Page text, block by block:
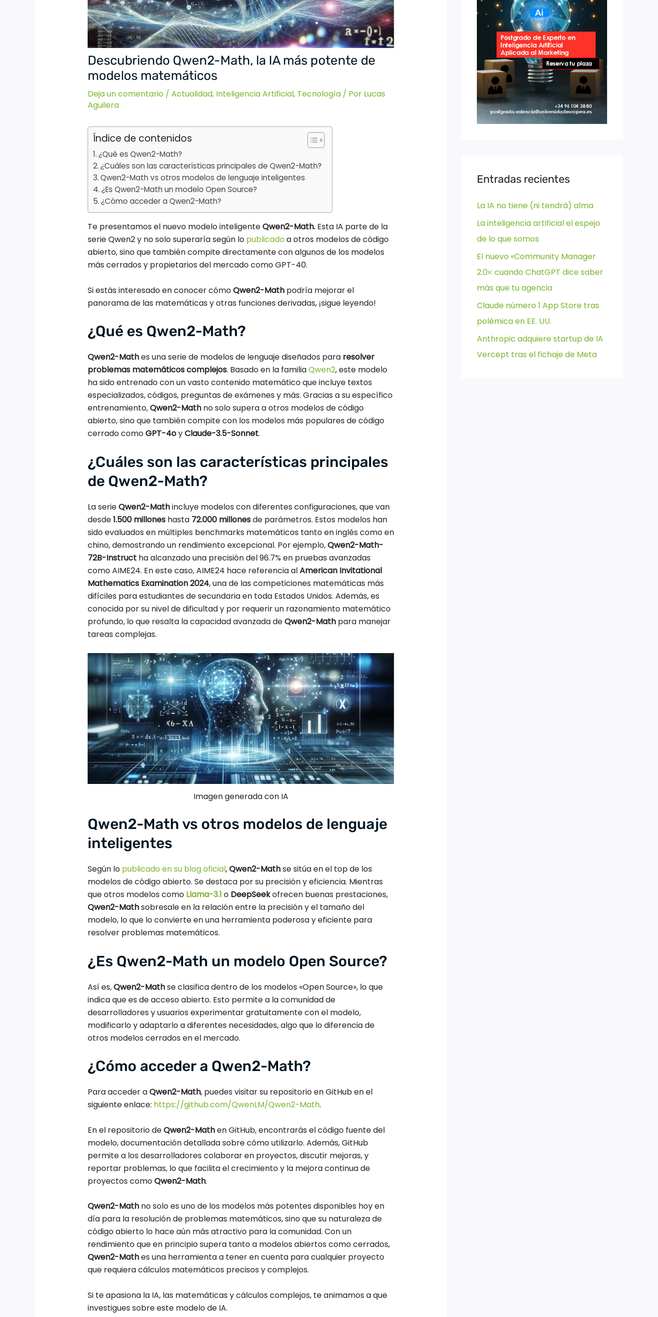
Descubriendo Qwen2-Math, la IA más potente de
modelos matemáticos
Deja un comentario / Actualidad, Inteligencia Artificial, Tecnología/ Por Lucas
Aguilera
Índice de contenidos
¿Qué es Qwen2-Math?
¿Cuáles son las características principales de Qwen2-Math?
Qwen2-Math vs otros modelos de lenguaje inteligentes
¿Es Qwen2-Math un modelo Open Source?
¿Cómo acceder a Qwen2-Math?
Te presentamos el nuevo modelo inteligenteQwen2-Math. Esta IA parte de la
serie Qwen2 y no solo superaría según lopublicadoa otros modelos de código
abierto, sino que también compite directamente con algunos de los modelos
más cerrados y propietarios del mercado como GPT-40.
Si estás interesado en conocer cómoQwen2-Mathpodría mejorar el
panorama de las matemáticas y otras funciones derivadas, ¡sigue leyendo!
¿Qué es Qwen2-Math?
Qwen2-Mathes una serie de modelos de lenguaje diseñados para resolver
problemas matemáticos complejos. Basado en la familiaQwen2, este modelo
ha sido entrenado con un vasto contenido matemático que incluye textos
especializados, códigos, preguntas de exámenes y más. Gracias a su específico
entrenamiento,Qwen2-Mathno solo supera a otros modelos de código
abierto, sino que también compite con los modelos más populares de código
cerrado comoGPT-4oyClaude-3.5-Sonnet.
¿Cuáles son las características principales
de Qwen2-Math?
La serieQwen2-Mathincluye modelos con diferentes configuraciones, que van
desde1.500 milloneshasta 72.000 millonesde parámetros. Estos modelos han
sido evaluados en múltiples benchmarks matemáticos tanto en inglés como en
chino, demostrando un rendimiento excepcional. Por ejemplo,Qwen2-Math-
72B-Instructha alcanzado una precisión del 96.7% en pruebas avanzadas
como AIME24. En este caso, AIME24 hace referencia alAmerican Invitational
Mathematics Examination 2024, una de las competiciones matemáticas más
difíciles para estudiantes de secundaria en toda Estados Unidos. Además, es
conocida por su nivel de dificultad y por requerir un razonamiento matemático
profundo, lo que resalta la capacidad avanzada deQwen2-Mathpara manejar
tareas complejas.
Imagen generada con IA
Qwen2-Math vs otros modelos de lenguaje
inteligentes
Según lo publicado en su blog oficial,Qwen2-Mathse sitúa en el top de los
modelos de código abierto. Se destaca por su precisión y eficiencia. Mientras
que otros modelos como Llama-3.1 o DeepSeekofrecen buenas prestaciones,
Qwen2-Mathsobresale en la relación entre la precisión y el tamaño del
modelo, lo que lo convierte en una herramienta poderosa y eficiente para
resolver problemas matemáticos.
¿Es Qwen2-Math un modelo Open Source?
Así es,Qwen2-Mathse clasifica dentro de los modelos «Open Source», lo que
indica que es de acceso abierto. Esto permite a la comunidad de
desarrolladores y usuarios experimentar gratuitamente con el modelo,
modificarlo y adaptarlo a diferentes necesidades, algo que lo diferencia de
otros modelos cerrados en el mercado.
¿Cómo acceder a Qwen2-Math?
Para acceder aQwen2-Math, puedes visitar su repositorio en GitHub en el
siguiente enlace: https://github.com/QwenLM/Qwen2-Math.
En el repositorio deQwen2-Mathen GitHub, encontrarás el código fuente del
modelo, documentación detallada sobre cómo utilizarlo. Además, GitHub
permite a los desarrolladores colaborar en proyectos, discutir mejoras, y
reportar problemas, lo que facilita el crecimiento y la mejora continua de
proyectos comoQwen2-Math.
Qwen2-Mathno solo es uno de los modelos más potentes disponibles hoy en
día para la resolución de problemas matemáticos, sino que su naturaleza de
código abierto lo hace aún más atractivo para la comunidad. Con un
rendimiento que en principio supera tanto a modelos abiertos como cerrados,
Qwen2-Mathes una herramienta a tener en cuenta para cualquier proyecto
que requiera cálculos matemáticos precisos y complejos.
Si te apasiona la IA, las matemáticas y cálculos complejos, te animamos a que
investigues sobre este modelo de IA.
Entradas recientes
La IA no tiene (ni tendrá) alma
La inteligencia artificial el espejo
de lo que somos
El nuevo «Community Manager
2.0»: cuando ChatGPT dice saber
más que tu agencia
Claude número 1 App Store tras
polémica en EE. UU.
Anthropic adquiere startup de IA
Vercept tras el fichaje de Meta